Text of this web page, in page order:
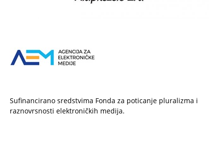
Sufinancirano sredstvima Fonda za poticanje pluralizma i
raznovrsnosti elektroničkih medija.